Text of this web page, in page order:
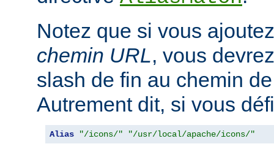
Notez que si vous
chemin URL, vous
slash de fin au chemin
Autrement dit, si vous
Alias "/icons/" "/usr/local/apache/icons/"